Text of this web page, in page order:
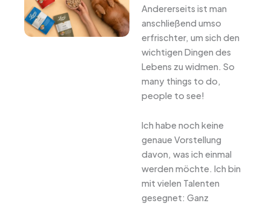
Andererseits ist man
anschließend umso
erfrischter, um sich den
wichtigen Dingen des
Lebens zu widmen. So
many things to do,
people to see!
Ich habe noch keine
genaue Vorstellung
davon, was ich einmal
werden möchte. Ich bin
mit vielen Talenten
gesegnet: Ganz